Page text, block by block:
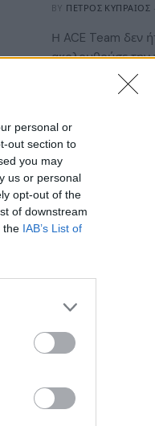
personal or
out section to
you may
us or personal
opt-out of the
of downstream
the IAB’s List of
BY ΠΈΤΡΟΣ ΚΥΠΡΑΊΟΣ
Η ACE Team δεν
ακολουθούσε
Οι
την LG
gaming
BY ΕΛΈΝΗ ΣΑΡΑΝΤΆΚΗ
Τι χρειάζεται
εμπειρία;
εντυπωσιακά